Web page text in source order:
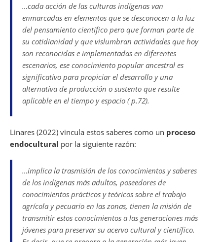
…cada acción de las culturas indígenas van
enmarcadas en elementos que se desconocen a la luz
del pensamiento científico pero que forman parte de
su cotidianidad y que vislumbran actividades que hoy
son reconocidas e implementadas en diferentes
escenarios, ese conocimiento popular ancestral es
significativo para propiciar el desarrollo y una
alternativa de producción o sustento que resulte
aplicable en el tiempo y espacio ( p.72).
Linares (2022) vincula estos saberes como un proceso
endocultural por la siguiente razón:
…implica la trasmisión de los conocimientos y saberes
de los indígenas más adultos, poseedores de
conocimientos prácticos y teóricos sobre el trabajo
agrícola y pecuario en las zonas, tienen la misión de
transmitir estos conocimientos a las generaciones más
jóvenes para preservar su acervo cultural y científico.